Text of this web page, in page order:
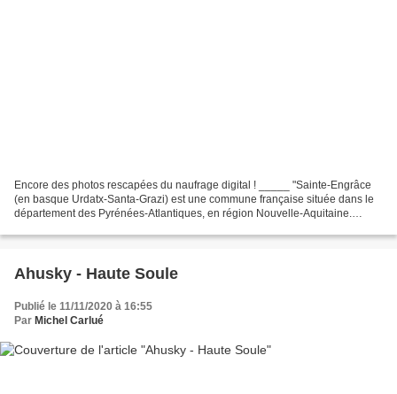
Encore des photos rescapées du naufrage digital ! _____ "Sainte-Engrâce
(en basque Urdatx-Santa-Grazi) est une commune française située dans le
département des Pyrénées-Atlantiques, en région Nouvelle-Aquitaine.
Ahusky - Haute Soule
Publié le 11/11/2020 à 16:55
Par Michel Carlué